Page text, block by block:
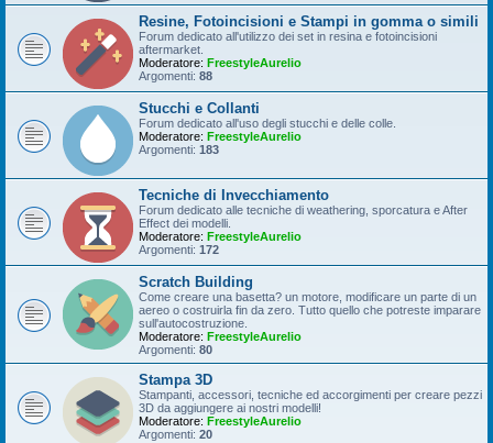
Resine, Fotoincisioni e Stampi in gomma o simili
Forum dedicato all'utilizzo dei set in resina e fotoincisioni
aftermarket.
Moderatore: FreestyleAurelio
Argomenti: 88
Stucchi e Collanti
Forum dedicato all'uso degli stucchi e delle colle.
Moderatore: FreestyleAurelio
Argomenti: 183
Tecniche di Invecchiamento
Forum dedicato alle tecniche di weathering, sporcatura e After
Effect dei modelli.
Moderatore: FreestyleAurelio
Argomenti: 172
Scratch Building
Come creare una basetta? un motore, modificare un parte di un
aereo o costruirla fin da zero. Tutto quello che potreste imparare
sull'autocostruzione.
Moderatore: FreestyleAurelio
Argomenti: 80
Stampa 3D
Stampanti, accessori, tecniche ed accorgimenti per creare pezzi
3D da aggiungere ai nostri modelli!
Moderatore: FreestyleAurelio
Argomenti: 20